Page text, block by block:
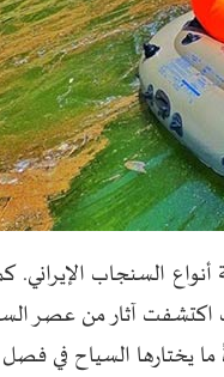
السنجاب الإيراني. كما
اكتشفت آثار من عصر
يختارها السياح في فصل